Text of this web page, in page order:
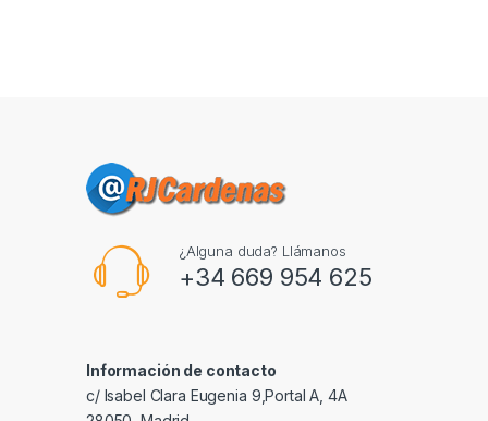
¿Alguna duda? Llámanos
+34 669 954 625
Información de contacto
c/ Isabel Clara Eugenia 9,Portal A, 4A